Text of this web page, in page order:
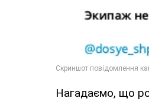
Нагадаємо, що